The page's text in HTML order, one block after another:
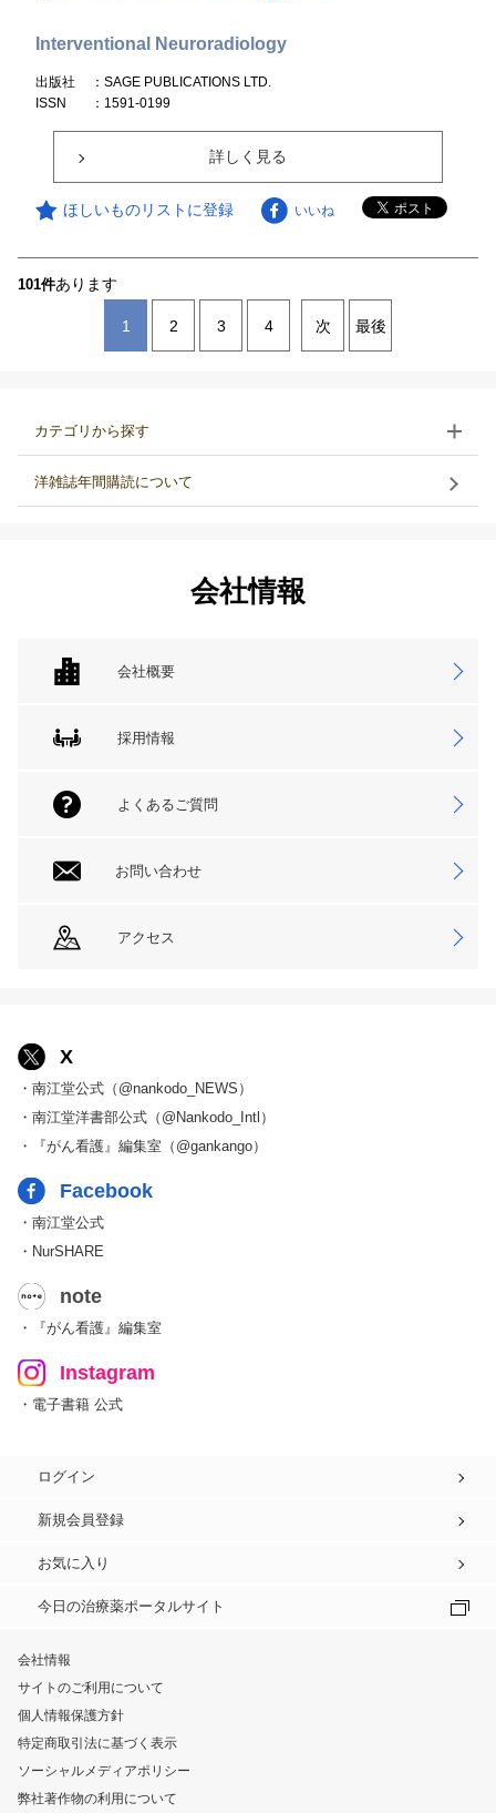
Interventional Neuroradiology
出版社
：SAGE PUBLICATIONS LTD.
ISSN
：1591-0199
詳しく見る
ほしいものリストに登録 いいね
101件あります
1 2 3 4 次 最後
カテゴリから探す
洋雑誌年間購読について
会社情報
会社概要
採用情報
よくあるご質問
お問い合わせ
アクセス
X
・南江堂公式（@nankodo_NEWS）
・南江堂洋書部公式（@Nankodo_Intl）
・『がん看護』編集室（@gankango）
Facebook
・南江堂公式
・NurSHARE
note
・『がん看護』編集室
Instagram
・電子書籍 公式
ログイン
新規会員登録
お気に入り
今日の治療薬ポータルサイト
会社情報
サイトのご利用について
個人情報保護方針
特定商取引法に基づく表示
ソーシャルメディアポリシー
弊社著作物の利用について